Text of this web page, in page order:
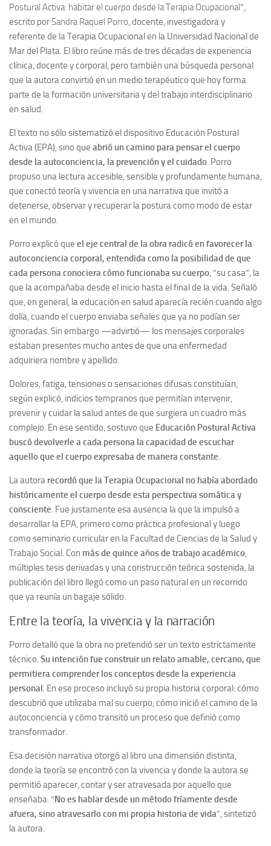
Postural Activa: habitar el cuerpo desde la Terapia Ocupacional”,
escrito porSandra Raquel Porro, docente, investigadora y
referente de la Terapia Ocupacional en la Universidad Nacional de
Mar del Plata. El libro reúne más de tres décadas de experiencia
clínica, docente y corporal, pero también una búsqueda personal
que la autora convirtió en un medio terapéutico que hoy forma
parte de la formación universitaria y del trabajo interdisciplinario
en salud.
El texto no sólo sistematizó el dispositivo Educación Postural
Activa (EPA), sino que abrió un camino para pensar el cuerpo
desde la autoconciencia, la prevención y el cuidado. Porro
propuso una lectura accesible, sensible y profundamente humana,
que conectó teoría y vivencia en una narrativa que invitó a
detenerse, observar y recuperar la postura como modo de estar
en el mundo.
Porro explicó que el eje central de la obra radicó en favorecer la
autoconciencia corporal, entendida como la posibilidad de que
cada persona conociera cómo funcionaba su cuerpo, “su casa”, la
que la acompañaba desde el inicio hasta el final de la vida. Señaló
que, en general, la educación en salud aparecía recién cuando algo
dolía, cuando el cuerpo enviaba señales que ya no podían ser
ignoradas. Sin embargo —advirtió— los mensajes corporales
estaban presentes mucho antes de que una enfermedad
adquiriera nombre y apellido.
Dolores, fatiga, tensiones o sensaciones difusas constituían,
según explicó, indicios tempranos que permitían intervenir,
prevenir y cuidar la salud antes de que surgiera un cuadro más
complejo. En ese sentido, sostuvo que Educación Postural Activa
buscó devolverle a cada persona la capacidad de escuchar
aquello que el cuerpo expresaba de manera constante.
La autora recordó que la Terapia Ocupacional no había abordado
históricamente el cuerpo desde esta perspectiva somática y
consciente. Fue justamente esa ausencia la que la impulsó a
desarrollar la EPA, primero como práctica profesional y luego
como seminario curricular en la Facultad de Ciencias de la Salud y
Trabajo Social. Con más de quince años de trabajo académico,
múltiples tesis derivadas y una construcción teórica sostenida, la
publicación del libro llegó como un paso natural en un recorrido
que ya reunía un bagaje sólido.
Entre la teoría, la vivencia y la narración
Porro detalló que la obra no pretendió ser un texto estrictamente
técnico.Su intención fue construir un relato amable, cercano, que
permitiera comprender los conceptos desde la experiencia
personal . En ese proceso incluyó su propia historia corporal: cómo
descubrió que utilizaba mal su cuerpo, cómo inició el camino de la
autoconciencia y cómo transitó un proceso que definió como
transformador.
Esa decisión narrativa otorgó al libro una dimensión distinta,
donde la teoría se encontró con la vivencia y donde la autora se
permitió aparecer, contar y ser atravesada por aquello que
enseñaba. “ No es hablar desde un método fríamente desde
afuera, sino atravesarlo con mi propia historia de vida”, sintetizó
la autora.